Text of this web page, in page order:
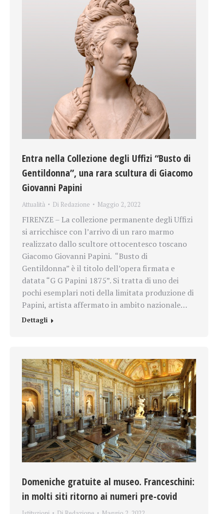
Entra nella Collezione degli Uffizi “Busto di
Gentildonna”, una rara scultura di Giacomo
Giovanni Papini
Attualità Di Redazione Maggio 2, 2022
FIRENZE – La collezione permanente degli Uffizi
si arricchisce con l’arrivo di un raro marmo
realizzato dallo scultore ottocentesco toscano
Giacomo Giovanni Papini. “Busto di
Gentildonna” è il titolo dell’opera firmata e
datata “G G Papini 1875”. Si tratta di uno dei
pochi esemplari noti della limitata produzione di
Papini, artista affermato in ambito nazionale…
Dettagli
Domeniche gratuite al museo. Franceschini:
in molti siti ritorno ai numeri pre-covid